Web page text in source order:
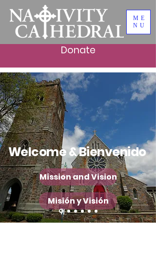
ME
NU
Donate
Welcome & Bienvenido
Mission and Vision
Misión y Visión